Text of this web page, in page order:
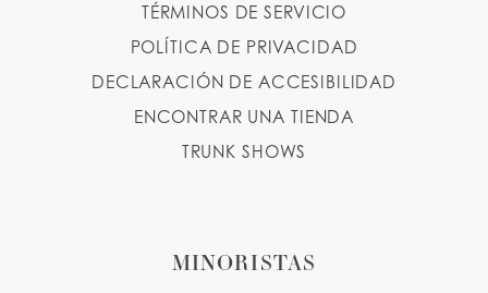
TÉRMINOS DE SERVICIO
POLÍTICA DE PRIVACIDAD
DECLARACIÓN DE ACCESIBILIDAD
ENCONTRAR UNA TIENDA
TRUNK SHOWS
MINORISTAS